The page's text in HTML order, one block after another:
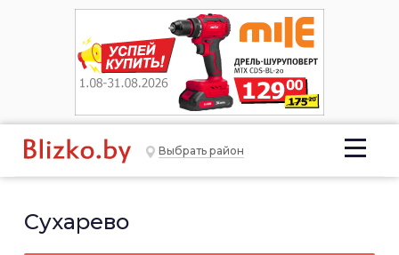
Выбрать район
Сухарево